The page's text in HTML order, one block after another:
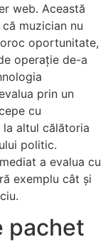
web. Această
muzician nu
oportunitate,
operație de-a
prin un
cu
altul călătoria
politic.
a evalua cu
exemplu cât și
pachet